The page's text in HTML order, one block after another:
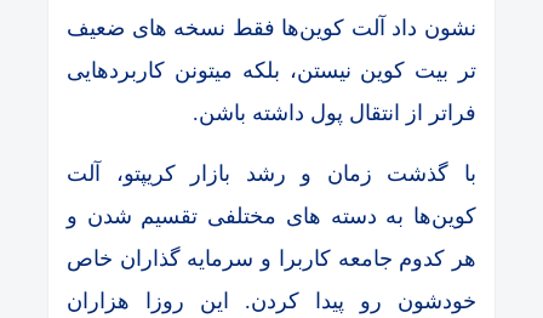
نشون داد آلت کوین‌ها فقط نسخه های ضعیف
تر بیت کوین نیستن، بلکه میتونن کاربردهایی
فراتر از انتقال پول داشته باشن.
با گذشت زمان و رشد بازار کریپتو، آلت
کوین‌ها به دسته های مختلفی تقسیم شدن و
هر کدوم جامعه کاربرا و سرمایه گذاران خاص
خودشون رو پیدا کردن. این روزا هزاران